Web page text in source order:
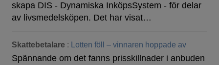
skapa DIS - Dynamiska InköpsSystem - för delar
av livsmedelsköpen. Det har visat…
Skattebetalare : Lotten föll – vinnaren hoppade av
Spännande om det fanns prisskillnader i anbuden